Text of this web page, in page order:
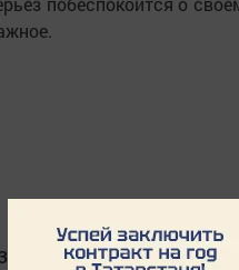
самым важным и